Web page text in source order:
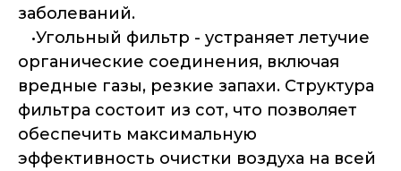
заболеваний.
•Угольный фильтр - устраняет летучие
органические соединения, включая
вредные газы, резкие запахи. Структура
фильтра состоит из сот, что позволяет
обеспечить максимальную
эффективность очистки воздуха на всей